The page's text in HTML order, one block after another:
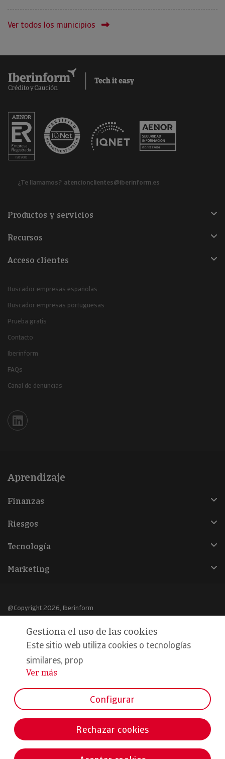
Ver todos los municipios
¿Te llamamos? atencionclientes@iberinform.es
Productos y servicios
Recursos
Acceso clientes
Buscador empresas españolas
Buscador empresas portuguesas
Prueba gratis
Contacto
Iberinform
FAQs
Canal de denuncias
Iberinform en Linkedin
Aprendizaje
Finanzas
Riesgos
Tecnología
Marketing
@Copyright 2026, Iberinform
Aviso legal
Política de cookies
Declaración de privacidad
Formamos parte de:
Gestiona el uso de las cookies
Este sitio web utiliza cookies o tecnologías
similares, prop
...
Ver más
Configurar
Rechazar cookies